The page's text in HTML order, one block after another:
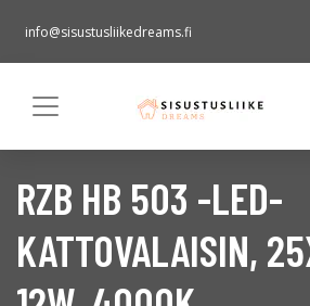
info@sisustusliikedreams.fi
RZB HB 503 -LED-
KATTOVALAISIN,